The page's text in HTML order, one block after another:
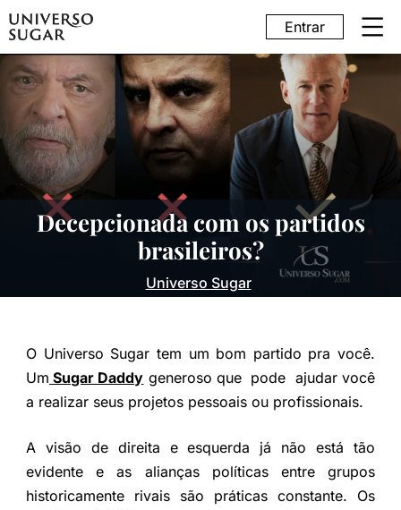
Entrar
Decepcionada com os partidos
brasileiros?
Universo Sugar
O Universo Sugar tem um bom partido pra você.
Um Sugar Daddy generoso que pode ajudar você
a realizar seus projetos pessoais ou profissionais.
A visão de direita e esquerda já não está tão
evidente e as alianças políticas entre grupos
historicamente rivais são práticas constante. Os